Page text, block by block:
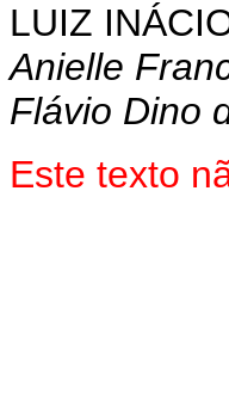
LUIZ
Anielle
Flávio Dino
Este texto